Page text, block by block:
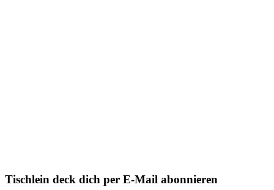
Tischlein deck dich per E-Mail abonnieren